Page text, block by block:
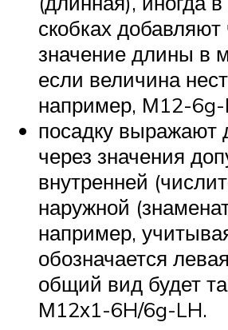
скобках
значение длины в
если величина
например, М12-6g-
посадку выражают
через значения
внутренней
наружной
например,
обозначается
общий вид будет
М12х1-6H/6g-LH.